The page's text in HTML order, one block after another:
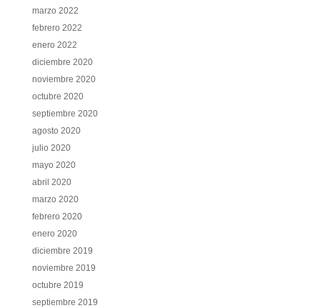
marzo 2022
febrero 2022
enero 2022
diciembre 2020
noviembre 2020
octubre 2020
septiembre 2020
agosto 2020
julio 2020
mayo 2020
abril 2020
marzo 2020
febrero 2020
enero 2020
diciembre 2019
noviembre 2019
octubre 2019
septiembre 2019